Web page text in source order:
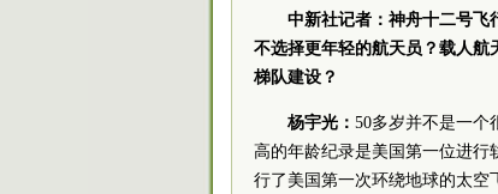
中新社记者：神舟十二号飞
不选择更年轻的航天员？载人航
梯队建设？
杨宇光： 50多岁并不是一个
高的年龄纪录是美国第一位进行
行了美国第一次环绕地球的太空